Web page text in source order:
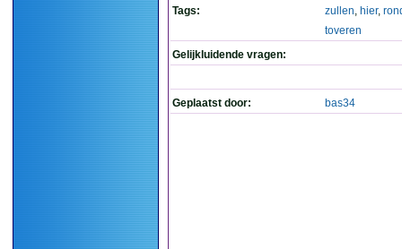
Tags:
zullen, hier,
toveren
Gelijkluidende vragen:
Geplaatst door: bas34